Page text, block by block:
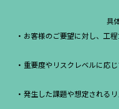
具
・お客様のご要望に対し、工
・重要度やリスクレベルに応
・発生した課題や想定される